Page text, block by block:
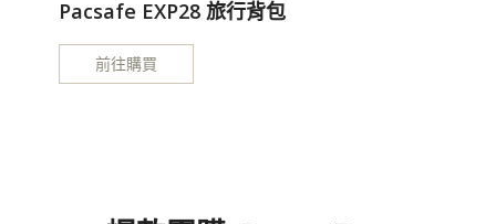
Pacsafe EXP28 旅行背包
前往購買